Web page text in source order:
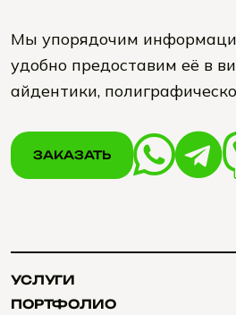
Мы упорядочим
удобно предоставим её в
айдентики,
ЗАКАЗАТЬ
УСЛУГИ
ПОРТФОЛИО